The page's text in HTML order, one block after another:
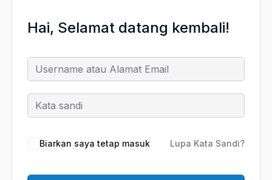
Hai, Selamat datang kembali!
Biarkan saya tetap masuk Lupa Kata Sandi?